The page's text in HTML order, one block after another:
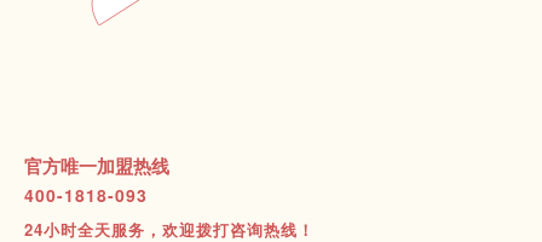
官方唯一加盟热线
400-1818-093
24小时全天服务，欢迎拨打咨询热线！